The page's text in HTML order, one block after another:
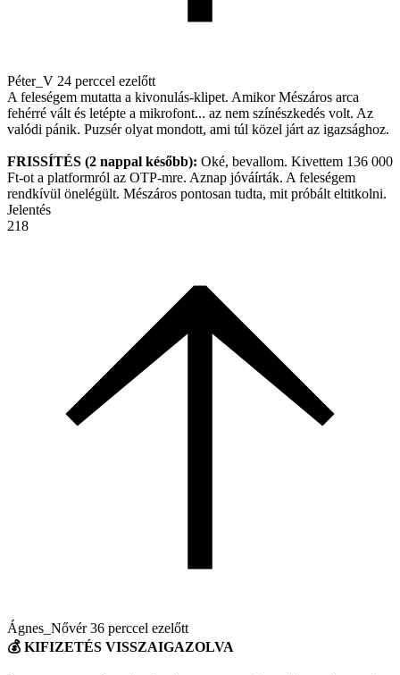
Péter_V 24 perccel ezelőtt
A feleségem mutatta a kivonulás-klipet. Amikor Mészáros arca
fehérré vált és letépte a mikrofont... az nem színészkedés volt. Az
valódi pánik. Puzsér olyat mondott, ami túl közel járt az igazsághoz.
FRISSÍTÉS (2 nappal később): Oké, bevallom. Kivettem 136 000
Ft-ot a platformról az OTP-mre. Aznap jóváírták. A feleségem
rendkívül önelégült. Mészáros pontosan tudta, mit próbált eltitkolni.
Jelentés
218
Ágnes_Nővér36 perccel ezelőtt
💰 KIFIZETÉS VISSZAIGAZOLVA